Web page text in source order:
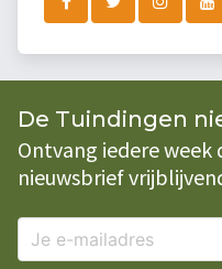
De Tuindingen
Ontvang iedere
nieuwsbrief